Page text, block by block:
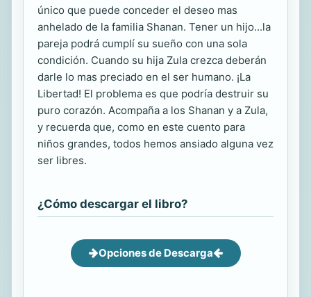
único que puede conceder el deseo mas
anhelado de la familia Shanan. Tener un hijo...la
pareja podrá cumplí su sueño con una sola
condición. Cuando su hija Zula crezca deberán
darle lo mas preciado en el ser humano. ¡La
Libertad! El problema es que podría destruir su
puro corazón. Acompaña a los Shanan y a Zula,
y recuerda que, como en este cuento para
niños grandes, todos hemos ansiado alguna vez
ser libres.
¿Cómo descargar el libro?
Opciones de Descarga